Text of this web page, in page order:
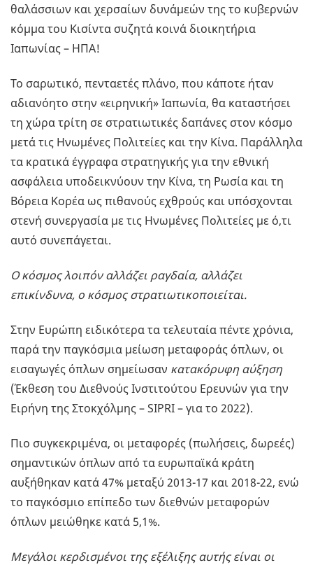
θαλάσσιων και χερσαίων δυνάμεών της το κυβερνών
κόμμα του Κισίντα συζητά κοινά διοικητήρια
Ιαπωνίας – ΗΠΑ!
Το σαρωτικό, πενταετές πλάνο, που κάποτε ήταν
αδιανόητο στην «ειρηνική» Ιαπωνία, θα καταστήσει
τη χώρα τρίτη σε στρατιωτικές δαπάνες στον κόσμο
μετά τις Ηνωμένες Πολιτείες και την Κίνα. Παράλληλα
τα κρατικά έγγραφα στρατηγικής για την εθνική
ασφάλεια υποδεικνύουν την Κίνα, τη Ρωσία και τη
Βόρεια Κορέα ως πιθανούς εχθρούς και υπόσχονται
στενή συνεργασία με τις Ηνωμένες Πολιτείες με ό,τι
αυτό συνεπάγεται.
Ο κόσμος λοιπόν αλλάζει ραγδαία, αλλάζει
επικίνδυνα, ο κόσμος στρατιωτικοποιείται.
Στην Ευρώπη ειδικότερα τα τελευταία πέντε χρόνια,
παρά την παγκόσμια μείωση μεταφοράς όπλων, οι
εισαγωγές όπλων σημείωσαν κατακόρυφη αύξηση
(Έκθεση του Διεθνούς Ινστιτούτου Ερευνών για την
Ειρήνη της Στοκχόλμης – SIPRI – για το 2022).
Πιο συγκεκριμένα, οι μεταφορές (πωλήσεις, δωρεές)
σημαντικών όπλων από τα ευρωπαϊκά κράτη
αυξήθηκαν κατά 47% μεταξύ 2013-17 και 2018-22, ενώ
το παγκόσμιο επίπεδο των διεθνών μεταφορών
όπλων μειώθηκε κατά 5,1%.
Μεγάλοι κερδισμένοι της εξέλιξης αυτής είναι οι